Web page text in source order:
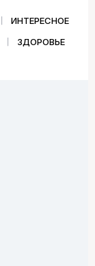
ИНТЕРЕСНОЕ
ЗДОРОВЬЕ